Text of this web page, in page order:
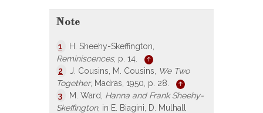
Note
1
H. Sheehy-Skeffington,
Reminiscences, p. 14.
2
J. Cousins, M. Cousins,
We Two
Together, Madras, 1950, p. 28.
3
M. Ward, Hanna and Frank Sheehy-
Skeffington, in E. Biagini, D. Mulhall